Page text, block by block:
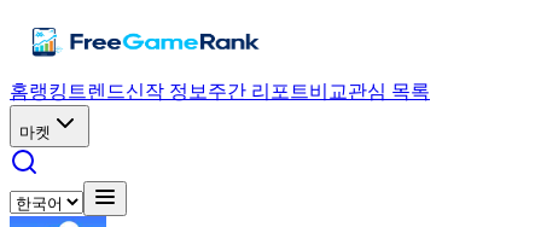
홈랭킹 트렌드신작 정보 주간 리포트비교관심 목록
마켓